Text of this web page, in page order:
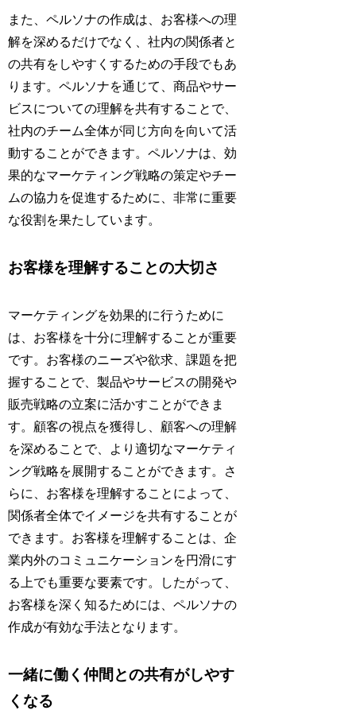
また、ペルソナの作成は、お客様への理
解を深めるだけでなく、社内の関係者と
の共有をしやすくするための手段でもあ
ります。ペルソナを通じて、商品やサー
ビスについての理解を共有することで、
社内のチーム全体が同じ方向を向いて活
動することができます。ペルソナは、効
果的なマーケティング戦略の策定やチー
ムの協力を促進するために、非常に重要
な役割を果たしています。
お客様を理解することの大切さ
マーケティングを効果的に行うために
は、お客様を十分に理解することが重要
です。お客様のニーズや欲求、課題を把
握することで、製品やサービスの開発や
販売戦略の立案に活かすことができま
す。顧客の視点を獲得し、顧客への理解
を深めることで、より適切なマーケティ
ング戦略を展開することができます。さ
らに、お客様を理解することによって、
関係者全体でイメージを共有することが
できます。お客様を理解することは、企
業内外のコミュニケーションを円滑にす
る上でも重要な要素です。したがって、
お客様を深く知るためには、ペルソナの
作成が有効な手法となります。
一緒に働く仲間との共有がしやす
くなる